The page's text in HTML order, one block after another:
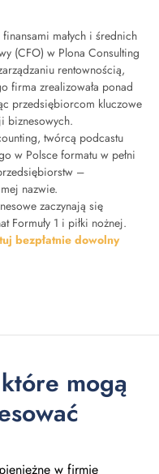
małych i średnich
(CFO) w Plona Consulting
rentownością,
firma zrealizowała ponad
przedsiębiorcom kluczowe
biznesowych.
twórcą podcastu
w Polsce formatu w pełni
–
nazwie.
zaczynają się
Formuły 1 i piłki nożnej.
bezpłatnie dowolny
mogą